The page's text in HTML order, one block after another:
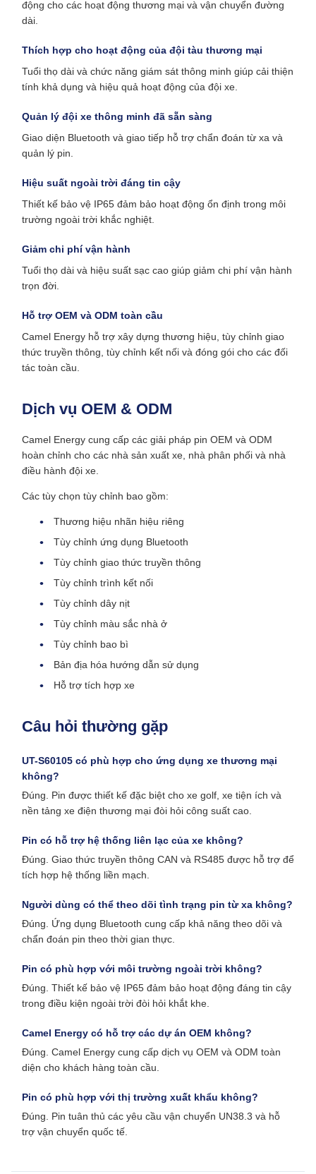
động cho các hoạt động thương mại và vận chuyển đường
dài.
Thích hợp cho hoạt động của đội tàu thương mại
Tuổi thọ dài và chức năng giám sát thông minh giúp cải thiện
tính khả dụng và hiệu quả hoạt động của đội xe.
Quản lý đội xe thông minh đã sẵn sàng
Giao diện Bluetooth và giao tiếp hỗ trợ chẩn đoán từ xa và
quản lý pin.
Hiệu suất ngoài trời đáng tin cậy
Thiết kế bảo vệ IP65 đảm bảo hoạt động ổn định trong môi
trường ngoài trời khắc nghiệt.
Giảm chi phí vận hành
Tuổi thọ dài và hiệu suất sạc cao giúp giảm chi phí vận hành
trọn đời.
Hỗ trợ OEM và ODM toàn cầu
Camel Energy hỗ trợ xây dựng thương hiệu, tùy chỉnh giao
thức truyền thông, tùy chỉnh kết nối và đóng gói cho các đối
tác toàn cầu.
Dịch vụ OEM & ODM
Camel Energy cung cấp các giải pháp pin OEM và ODM
hoàn chỉnh cho các nhà sản xuất xe, nhà phân phối và nhà
điều hành đội xe.
Các tùy chọn tùy chỉnh bao gồm:
Thương hiệu nhãn hiệu riêng
Tùy chỉnh ứng dụng Bluetooth
Tùy chỉnh giao thức truyền thông
Tùy chỉnh trình kết nối
Tùy chỉnh dây nịt
Tùy chỉnh màu sắc nhà ở
Tùy chỉnh bao bì
Bản địa hóa hướng dẫn sử dụng
Hỗ trợ tích hợp xe
Câu hỏi thường gặp
UT-S60105 có phù hợp cho ứng dụng xe thương mại
không?
Đúng. Pin được thiết kế đặc biệt cho xe golf, xe tiện ích và
nền tảng xe điện thương mại đòi hỏi công suất cao.
Pin có hỗ trợ hệ thống liên lạc của xe không?
Đúng. Giao thức truyền thông CAN và RS485 được hỗ trợ để
tích hợp hệ thống liền mạch.
Người dùng có thể theo dõi tình trạng pin từ xa không?
Đúng. Ứng dụng Bluetooth cung cấp khả năng theo dõi và
chẩn đoán pin theo thời gian thực.
Pin có phù hợp với môi trường ngoài trời không?
Đúng. Thiết kế bảo vệ IP65 đảm bảo hoạt động đáng tin cậy
trong điều kiện ngoài trời đòi hỏi khắt khe.
Camel Energy có hỗ trợ các dự án OEM không?
Đúng. Camel Energy cung cấp dịch vụ OEM và ODM toàn
diện cho khách hàng toàn cầu.
Pin có phù hợp với thị trường xuất khẩu không?
Đúng. Pin tuân thủ các yêu cầu vận chuyển UN38.3 và hỗ
trợ vận chuyển quốc tế.